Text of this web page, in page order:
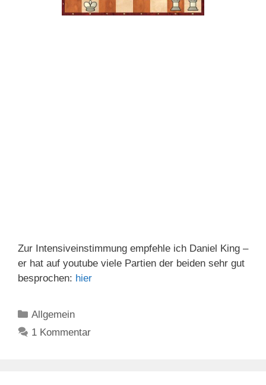
Zur Intensiveinstimmung empfehle ich Daniel King –
er hat auf youtube viele Partien der beiden sehr gut
besprochen: hier
Kategorien
Allgemein
1 Kommentar